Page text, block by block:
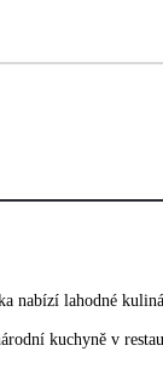
nabízí lahodné
kuchyně v